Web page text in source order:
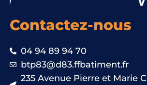
Contactez-nous
04 94 89 94 70
btp83@d83.ffbatiment.fr
235 Avenue Pierre et Marie